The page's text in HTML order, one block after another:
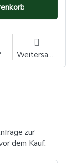
Weitersagen
zur
dem Kauf.